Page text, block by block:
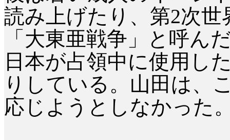
読み上げたり、第2次
「大東亜戦争」と呼ん
日本が占領中に使用し
りしている。山田は、
応じようとしなかった